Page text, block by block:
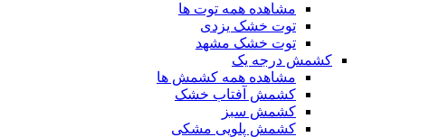
مشاهده همه توت ها
توت خشک یزدی
توت خشک مشهد
کشمش درجه یک
مشاهده همه کشمش ها
کشمش آفتاب خشک
کشمش سبز
کشمش پلویی مشکی